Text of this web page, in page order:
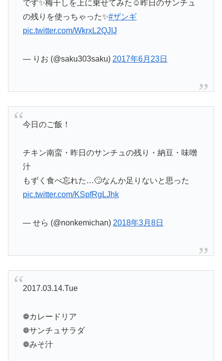
です✨梅干しを上に乗せてみた☺️昨日のサンチュ
の残りを使っちゃった✨#ザンギ
pic.twitter.com/WkrxL2QJIJ
— りお (@saku303saku) 2017年6月23日
今日のご飯！
チキン南蛮・昨日のサンチュの残り・納豆・味噌
汁
もずく食べ忘れた…🙄なんか足りないと思った
pic.twitter.com/KSpfRgLJhk
— せら (@nonkemichan) 2018年3月8日
2017.03.14.Tue
❁カレードリア
❁サンチュサラダ
❁みそ汁